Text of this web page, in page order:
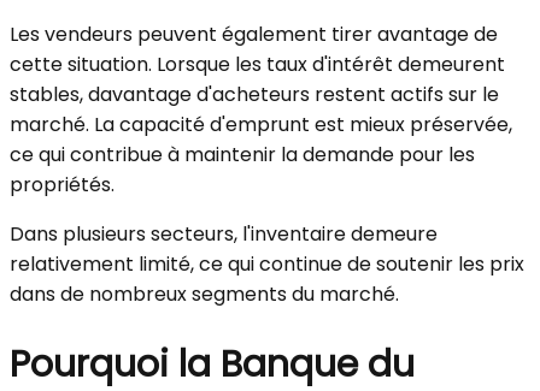
Les vendeurs peuvent également tirer avantage de
cette situation. Lorsque les taux d'intérêt demeurent
stables, davantage d'acheteurs restent actifs sur le
marché. La capacité d'emprunt est mieux préservée,
ce qui contribue à maintenir la demande pour les
propriétés.
Dans plusieurs secteurs, l'inventaire demeure
relativement limité, ce qui continue de soutenir les prix
dans de nombreux segments du marché.
Pourquoi la Banque du